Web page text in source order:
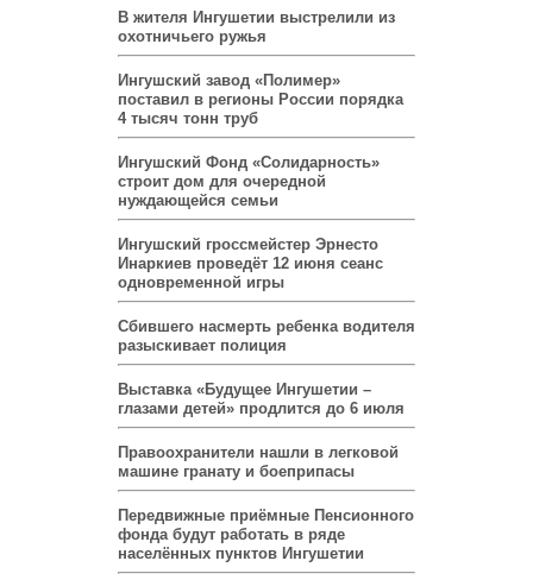
В жителя Ингушетии выстрелили из
охотничьего ружья
Ингушский завод «Полимер»
поставил в регионы России порядка
4 тысяч тонн труб
Ингушский Фонд «Солидарность»
строит дом для очередной
нуждающейся семьи
Ингушский гроссмейстер Эрнесто
Инаркиев проведёт 12 июня сеанс
одновременной игры
Сбившего насмерть ребенка водителя
разыскивает полиция
Выставка «Будущее Ингушетии –
глазами детей» продлится до 6 июля
Правоохранители нашли в легковой
машине гранату и боеприпасы
Передвижные приёмные Пенсионного
фонда будут работать в ряде
населённых пунктов Ингушетии